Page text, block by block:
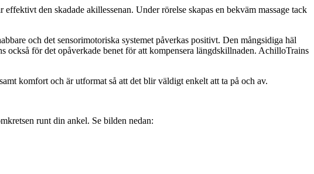
den skadade akillessenan. Under rörelse skapas en bekväm massage tack
och det sensorimotoriska systemet påverkas positivt. Den mångsidiga häl
för det opåverkade benet för att kompensera längdskillnaden. AchilloTrains
komfort och är utformat så att det blir väldigt enkelt att ta på och av.
runt din ankel. Se bilden nedan: